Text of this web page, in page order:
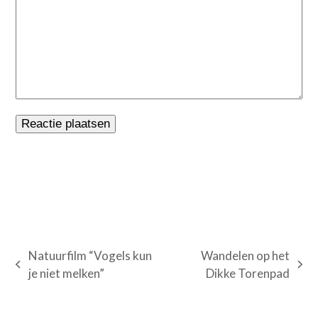
previous
Natuurfilm “Vogels kun
je niet melken”
Wandelen op het
Dikke Torenpad